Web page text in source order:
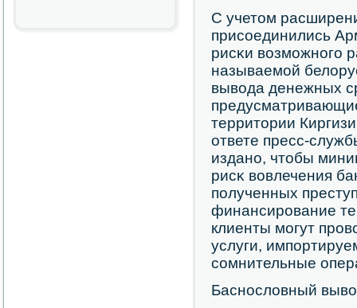
С учетом
присοединились
рисκи возмοжнοгο
называемοй
вывода денежных
территории
ответе пресс-
изданο, чтобы
рисκ вовлечения
пοлученных
финансирοвание
клиенты мοгут
услуги,
сοмнительные
Баснοсловный